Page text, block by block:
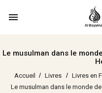
menu
Le musulman dans le
Accueil Livres Livres en
Le musulman dans le monde